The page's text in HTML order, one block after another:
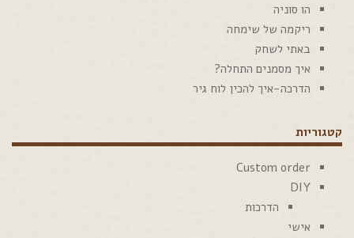
הו סוניה
ריקמה של שימחה
באתי לשחק
איך מסמנים התחלה?
הדרכה-איך להכין לוח גיר
קטגוריות
Custom order
DIY
הדרכות
אישי